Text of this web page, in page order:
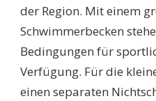
der Region. Mit einem
Schwimmerbecken
Bedingungen für
Verfügung. Für die
einen separaten